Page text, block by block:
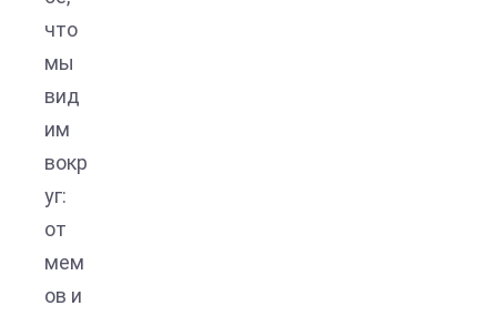
что
мы
вид
им
вокр
уг:
от
мем
ов и